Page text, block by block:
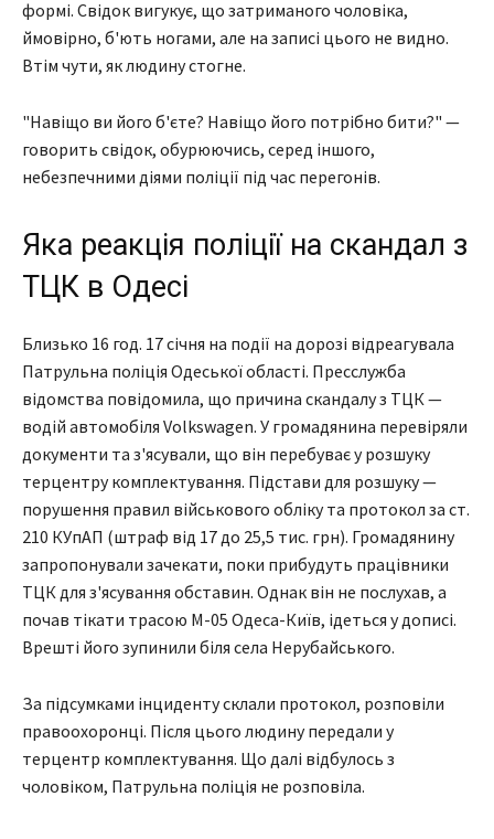
формі. Свідок вигукує, що затриманого чоловіка,
ймовірно, б'ють ногами, але на записі цього не видно.
Втім чути, як людину стогне.
"Навіщо ви його б'єте? Навіщо його потрібно бити?" —
говорить свідок, обурюючись, серед іншого,
небезпечними діями поліції під час перегонів.
Яка реакція поліції на скандал з
ТЦК в Одесі
Близько 16 год. 17 січня на події на дорозі відреагувала
Патрульна поліція Одеської області. Пресслужба
відомства повідомила, що причина скандалу з ТЦК —
водій автомобіля Volkswagen. У громадянина перевіряли
документи та з'ясували, що він перебуває у розшуку
терцентру комплектування. Підстави для розшуку —
порушення правил військового обліку та протокол за ст.
210 КУпАП (штраф від 17 до 25,5 тис. грн). Громадянину
запропонували зачекати, поки прибудуть працівники
ТЦК для з'ясування обставин. Однак він не послухав, а
почав тікати трасою М-05 Одеса-Київ, ідеться у дописі.
Врешті його зупинили біля села Нерубайського.
За підсумками інциденту склали протокол, розповіли
правоохоронці. Після цього людину передали у
терцентр комплектування. Що далі відбулось з
чоловіком, Патрульна поліція не розповіла.